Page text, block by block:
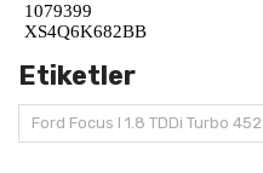
1079399
XS4Q6K682BB
Etiketler
Ford Focus I 1.8 TDDi Turbo